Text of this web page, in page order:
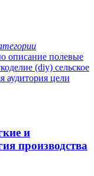
описание полевые
(diy) сельское
аудитория цели
и
производства